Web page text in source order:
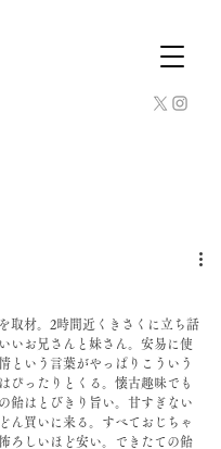
取材。2時間近くきさくに立ち話
いお兄さんと妹さん。安易に使
という言葉がやっぱりこういう
ぴったりとくる。懐古趣味でも
飴はとびきり旨い。甘すぎない
ん買いに来る。すべておじちゃ
ろしいほど安い。できたての飴